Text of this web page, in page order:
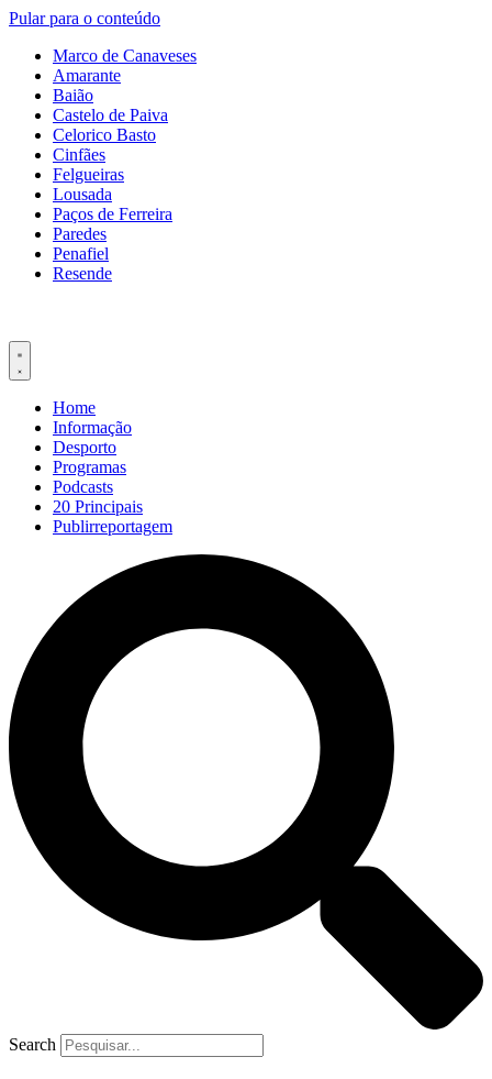
Pular para o conteúdo
Marco de Canaveses
Amarante
Baião
Castelo de Paiva
Celorico Basto
Cinfães
Felgueiras
Lousada
Paços de Ferreira
Paredes
Penafiel
Resende
Home
Informação
Desporto
Programas
Podcasts
20 Principais
Publirreportagem
Search